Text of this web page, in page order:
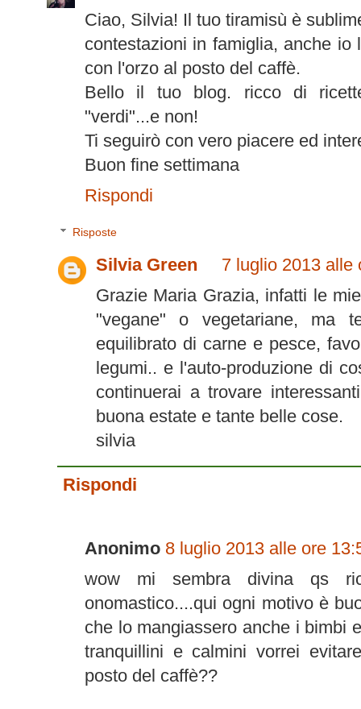
Ciao, Silvia! Il tuo tiramisù è
contestazioni in famiglia, anche
con l'orzo al posto del caffè.
Bello il tuo blog. ricco di
"verdi"...e non!
Ti seguirò con vero piacere ed
Buon fine settimana
Rispondi
Risposte
Silvia Green
7 luglio 2013 alle
Grazie Maria Grazia, infatti le
"vegane" o vegetariane, ma
equilibrato di carne e pesce,
legumi.. e l'auto-produzione di
continuerai a trovare
buona estate e tante belle cose.
silvia
Rispondi
Anonimo 8 luglio 2013 alle ore
wow mi sembra divina qs
onomastico....qui ogni motivo è
che lo mangiassero anche i bimbi
tranquillini e calmini vorrei
posto del caffè??